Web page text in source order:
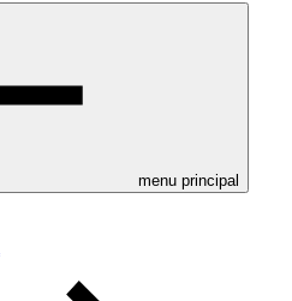
menu principal